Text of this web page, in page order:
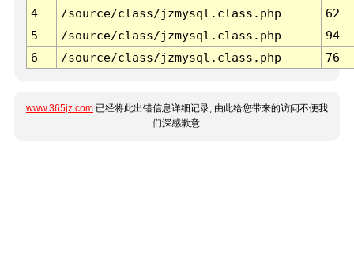
4
/source/class/jzmysql.class.php
62
5
/source/class/jzmysql.class.php
94
6
/source/class/jzmysql.class.php 76
www.365jz.com 已经将此出错信息详细记录, 由此给您带来的访问不便我
们深感歉意.